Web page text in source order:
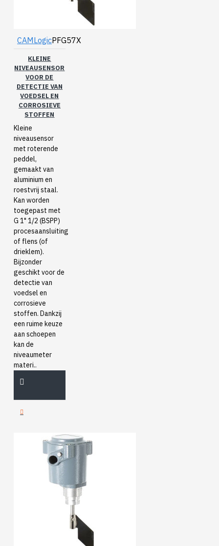
CAMLogicPFG57X
KLEINE
NIVEAUSENSOR
VOOR DE
DETECTIE VAN
VOEDSEL EN
CORROSIEVE
STOFFEN
Kleine
niveausensor
met roterende
peddel,
gemaakt van
aluminium en
roestvrij staal.
Kan worden
toegepast met
G 1" 1/2 (BSPP)
procesaansluiting
of flens (of
drieklem).
Bijzonder
geschikt voor de
detectie van
voedsel en
corrosieve
stoffen. Dankzij
een ruime keuze
aan schoepen
kan de
niveaumeter
materi..